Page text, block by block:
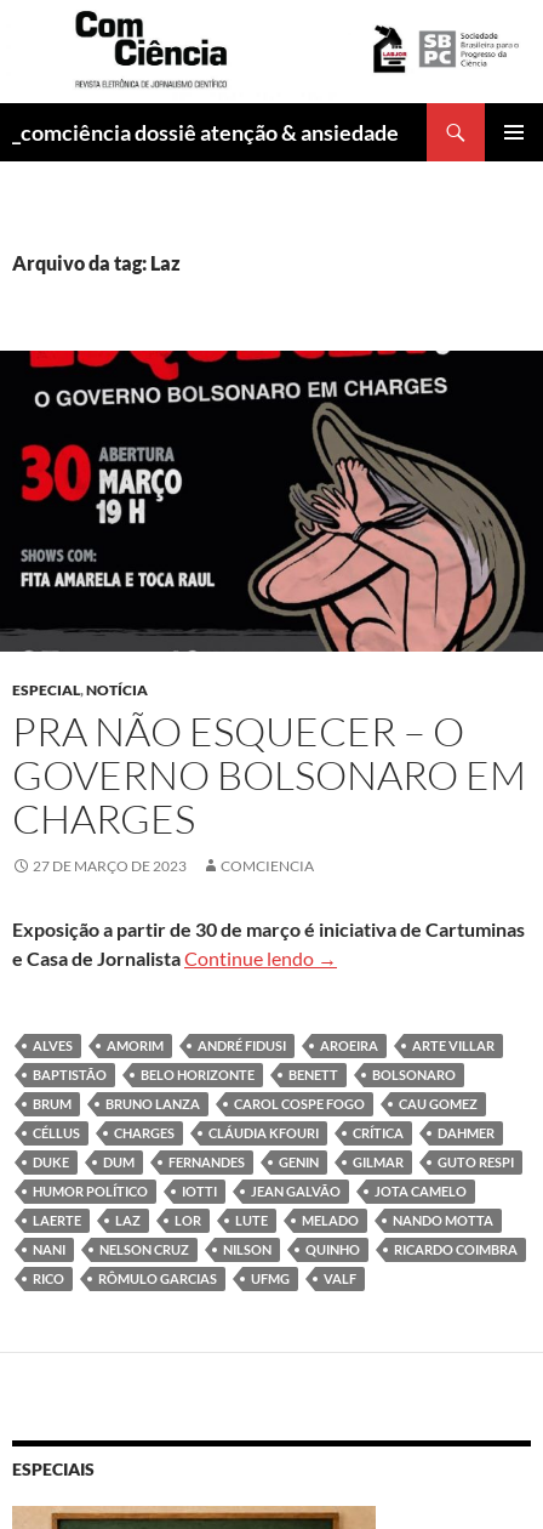
_comciência dossiê atenção & ansiedade
Arquivo da tag: Laz
ESPECIAL,NOTÍCIA
PRA NÃO ESQUECER – O
GOVERNO BOLSONARO EM
CHARGES
27 DE MARÇO DE 2023 COMCIENCIA
Exposição a partir de 30 de março é iniciativa de Cartuminas
e Casa de JornalistaContinue lendo Pra Não Esquecer – O
→
ALVES AMORIM ANDRÉ FIDUSI AROEIRA
ARTE VILLAR
BAPTISTÃO
BELO HORIZONTE BENETT
BOLSONARO
BRUM
BRUNO LANZA CAROL COSPE FOGO
CAU GOMEZ
CÉLLUS
CHARGES CLÁUDIA KFOURI CRÍTICA
DAHMER
DUKE
DUM FERNANDES GENIN GILMAR
GUTO RESPI
HUMOR POLÍTICO
IOTTI JEAN GALVÃO
JOTA CAMELO
LAERTE
LAZ LOR LUTE MELADO
NANDO MOTTA
NANI
NELSON CRUZ NILSON QUINHO
RICARDO COIMBRA
RICO
RÔMULO GARCIAS UFMG VALF
ESPECIAIS